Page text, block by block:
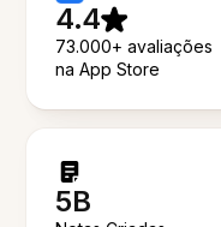
4.4
73.000+ avaliações
na App Store
5B